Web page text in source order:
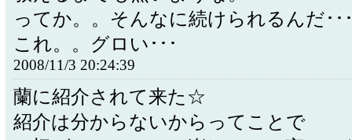
ってか。。そんなに続けられるんだ･･
これ。。グロい･･･
2008/11/3 20:24:39
蘭に紹介されて来た☆
紹介は分からないからってことで